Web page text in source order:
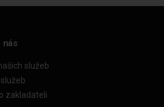
nás
služeb
zakladateli